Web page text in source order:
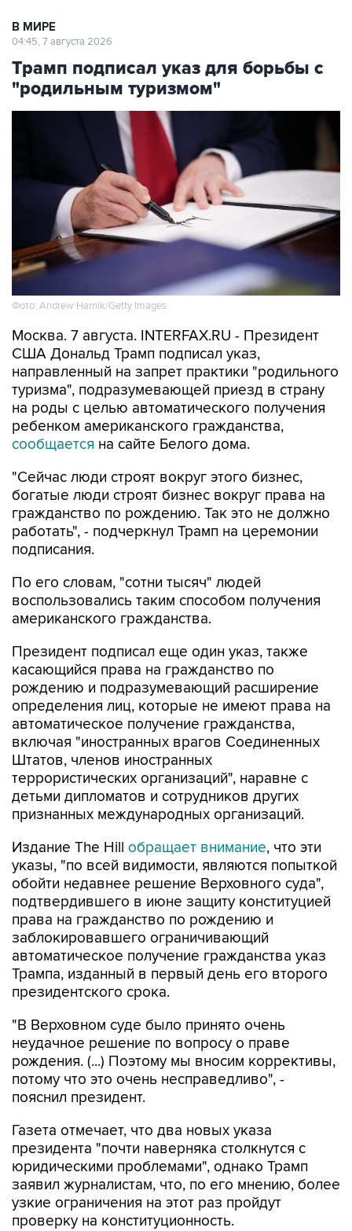
В МИРЕ
04:45, 7 августа 2026
Трамп подписал указ для борьбы с
"родильным туризмом"
Фото: Andrew Harnik/Getty Images
Москва. 7 августа. INTERFAX.RU - Президент
США Дональд Трамп подписал указ,
направленный на запрет практики "родильного
туризма", подразумевающей приезд в страну
на роды с целью автоматического получения
ребенком американского гражданства,
сообщается на сайте Белого дома.
"Сейчас люди строят вокруг этого бизнес,
богатые люди строят бизнес вокруг права на
гражданство по рождению. Так это не должно
работать", - подчеркнул Трамп на церемонии
подписания.
По его словам, "сотни тысяч" людей
воспользовались таким способом получения
американского гражданства.
Президент подписал еще один указ, также
касающийся права на гражданство по
рождению и подразумевающий расширение
определения лиц, которые не имеют права на
автоматическое получение гражданства,
включая "иностранных врагов Соединенных
Штатов, членов иностранных
террористических организаций", наравне с
детьми дипломатов и сотрудников других
признанных международных организаций.
Издание The Hill обращает внимание, что эти
указы, "по всей видимости, являются попыткой
обойти недавнее решение Верховного суда",
подтвердившего в июне защиту конституцией
права на гражданство по рождению и
заблокировавшего ограничивающий
автоматическое получение гражданства указ
Трампа, изданный в первый день его второго
президентского срока.
"В Верховном суде было принято очень
неудачное решение по вопросу о праве
рождения. (...) Поэтому мы вносим коррективы,
потому что это очень несправедливо", -
пояснил президент.
Газета отмечает, что два новых указа
президента "почти наверняка столкнутся с
юридическими проблемами", однако Трамп
заявил журналистам, что, по его мнению, более
узкие ограничения на этот раз пройдут
проверку на конституционность.